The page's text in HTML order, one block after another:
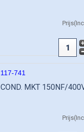
117-741
COND. MKT 150NF/